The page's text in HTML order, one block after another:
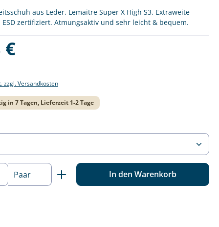
aus Leder. Lemaitre Super X High S3. Extraweite
ESD zertifiziert. Atmungsaktiv und sehr leicht & bequem.
€
zzgl. Versandkosten
in 7 Tagen, Lieferzeit 1-2 Tage
Gib den gewünschten Wert
Paar In den Warenkorb